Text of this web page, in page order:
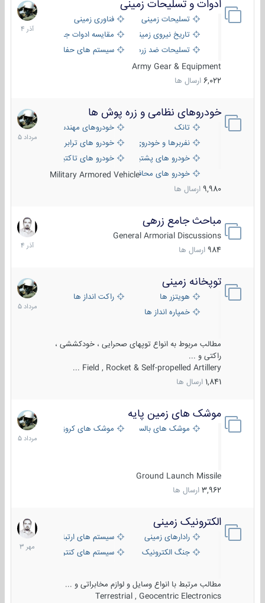
ادوات و تسلیحات زمینی
تسلیحات زمینی
فناوری زمینی
تاریخ نیروی زمینی
مقایسه ادوات جنگی
تسلیحات ضد زره
سیستم های حفاظت فعال
Army Gear & Equipment
6,022 ارسال ها
21
آذر
1404
خودروهای نظامی و زره پوش ها
تانک
خودروهای مهندسی
نفربرها و خودروی های رزمی پیاده نظام
خودرو های ترابری نظامی
خودرو های پشتیبانی آتش ، شناسایی و ضد تانک
خودرو های تاکتیکی نظامی
خودرو های محافظت شدهMilitary Armored Vehicle
9,980 ارسال ها
2
مرداد
1405
مباحث جامع زرهی
General Armorial Discussions
984 ارسال ها
7
آذر
1404
توپخانه زمینی
هویتزر ها
راکت انداز ها
خمپاره انداز ها
مطالب مربوط به انواع توپهای صحرایی ، خودکششی ،
راکتی و ...
Field , Rocket & Self-propelled Artillery ...
1,841 ارسال ها
9
مرداد
1405
موشک های زمین پایه
موشک های بالستیک موشک های کروز
Ground Launch Missile
3,962 ارسال ها
2
مرداد
1405
الکترونیک زمینی
رادارهای زمینی
سیستم های ارتباطی و جمع آوری
جنگ الکترونیک
سیستم های کنترل آتش و تجهیزات
مطالب مرتبط با انواع وسایل و لوازم مخابراتی و ...
Terrestrial , Geocentric Electronics
1
مهر
1403